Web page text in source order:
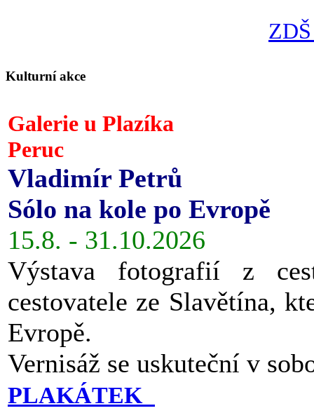
Kulturní akce
Galerie u Plazíka
Peruc
Vladimír Petrů
Sólo na kole po Evropě
15.8. - 31.10.2026
Výstava fotografií z
cestovatele ze Slavětína,
Evropě.
Vernisáž se uskuteční v
PLAKÁTEK